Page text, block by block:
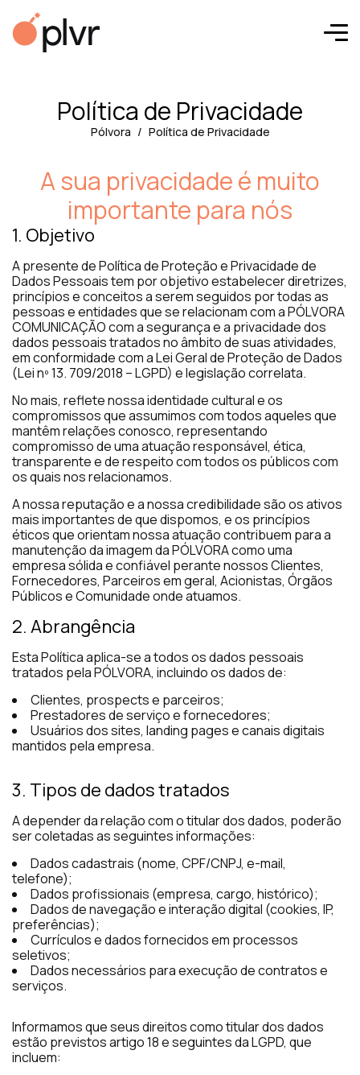
Política de Privacidade
Pólvora Política de Privacidade
A sua privacidade é muito
importante para nós
1. Objetivo
A presente de Política de Proteção e Privacidade de
Dados Pessoais tem por objetivo estabelecer diretrizes,
princípios e conceitos a serem seguidos por todas as
pessoas e entidades que se relacionam com a PÓLVORA
COMUNICAÇÃO com a segurança e a privacidade dos
dados pessoais tratados no âmbito de suas atividades,
em conformidade com a Lei Geral de Proteção de Dados
(Lei nº 13. 709/2018 – LGPD) e legislação correlata.
No mais, reflete nossa identidade cultural e os
compromissos que assumimos com todos aqueles que
mantêm relações conosco, representando
compromisso de uma atuação responsável, ética,
transparente e de respeito com todos os públicos com
os quais nos relacionamos.
A nossa reputação e a nossa credibilidade são os ativos
mais importantes de que dispomos, e os princípios
éticos que orientam nossa atuação contribuem para a
manutenção da imagem da PÓLVORA como uma
empresa sólida e confiável perante nossos Clientes,
Fornecedores, Parceiros em geral, Acionistas, Órgãos
Públicos e Comunidade onde atuamos.
2. Abrangência
Esta Política aplica-se a todos os dados pessoais
tratados pela PÓLVORA, incluindo os dados de:
Clientes, prospects e parceiros;
Prestadores de serviço e fornecedores;
Usuários dos sites, landing pages e canais digitais
mantidos pela empresa.
3. Tipos de dados tratados
A depender da relação com o titular dos dados, poderão
ser coletadas as seguintes informações:
Dados cadastrais (nome, CPF/CNPJ, e-mail,
telefone);
Dados profissionais (empresa, cargo, histórico);
Dados de navegação e interação digital (cookies, IP,
preferências);
Currículos e dados fornecidos em processos
seletivos;
Dados necessários para execução de contratos e
serviços.
Informamos que seus direitos como titular dos dados
estão previstos artigo 18 e seguintes da LGPD, que
incluem: